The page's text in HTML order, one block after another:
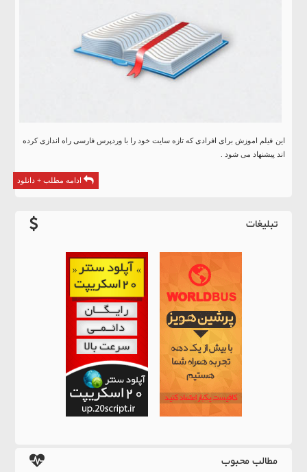
این فیلم اموزش برای افرادی که تازه سایت خود را با وردپرس فارسی راه اندازی کرده
اند پیشنهاد می شود .
ادامه مطلب + دانلود
تبلیغات
مطالب محبوب